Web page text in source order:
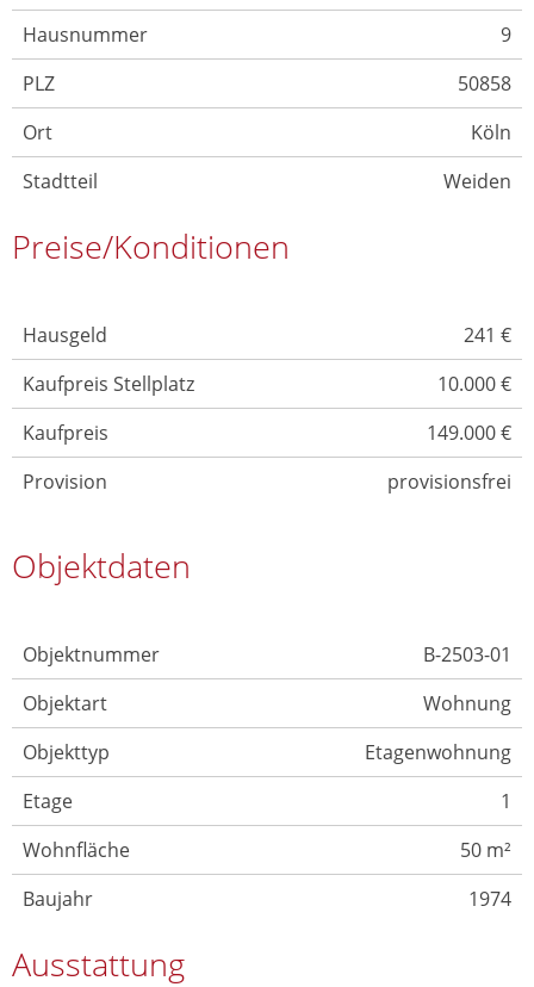
Hausnummer
9
PLZ
50858
Ort
Köln
Stadtteil
Weiden
Preise/Konditionen
Hausgeld
241 €
Kaufpreis Stellplatz
10.000 €
Kaufpreis
149.000 €
Provision
provisionsfrei
Objektdaten
Objektnummer
B-2503-01
Objektart
Wohnung
Objekttyp
Etagenwohnung
Etage
1
Wohnfläche
50 m²
Baujahr
1974
Ausstattung